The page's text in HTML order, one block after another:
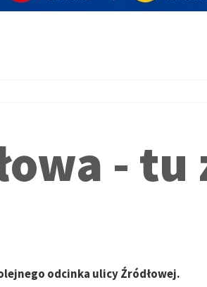
- tu
odcinka ulicy Źródłowej.